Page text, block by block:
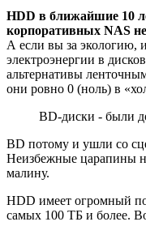
HDD в ближайшие 10
корпоративных NAS
А если вы за экологию,
электроэнергии в
альтернативы
они ровно 0 (ноль) в
BD-диски - были
BD потому и ушли со
Неизбежные царапины
малину.
HDD имеет огромный
самых 100 ТБ и более.